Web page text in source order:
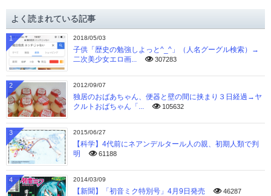
ブよく読まれている記事
2018/05/03
子供「歴史の勉強しよっと^_^」（人名グーグル検索）→
二次美少女エロ画...
307283
1
2012/09/07
独居のおばあちゃん、便器と壁の間に挟まり３日経過→ヤ
クルトおばちゃん「...
105632
2
2015/06/27
【科学】4代前にネアンデルタール人の親、初期人類で判
明
61188
3
2014/03/09
【新聞】「初音ミク特別号」4月9日発売 46287
4